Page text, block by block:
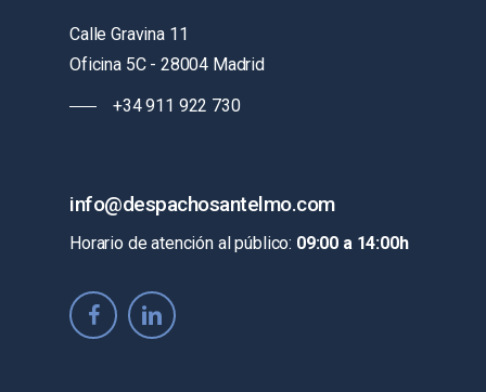
Calle Gravina 11
Oficina 5C - 28004 Madrid
+34 911 922 730
info@despachosantelmo.com
Horario de atención al público: 09:00 a 14:00h